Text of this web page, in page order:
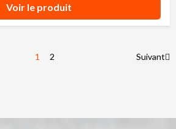
Voir le produit
1 2 Suivant